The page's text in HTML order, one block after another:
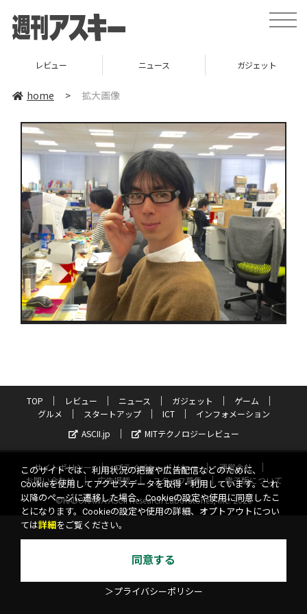
toggle
レビュー ニュース ガジェット
home > 拡大画像
TOP レビュー ニュース ガジェット
ゲーム
グルメ
スタートアップ ICT
インフォメーション
ASCII.jp
MITテクノロジーレビュー
サイトポリシー プライバシーポリシー
運営会社
お問い合わせ
広告掲載 スタッフ募集
電子版について
©KADOKAWA ASCII Research Laboratories, Inc. 2026
このサイトでは、利用状況の把握や広告配信などのために、
Cookieを使用してアクセスデータを取得・利用しています。これ
以降のページに遷移した場合、Cookieの設定や使用に同意したこ
とになります。Cookieの設定や使用の詳細、オプトアウトについ
ては詳細 をご覧ください。
同意する
＞プライバシーポリシー